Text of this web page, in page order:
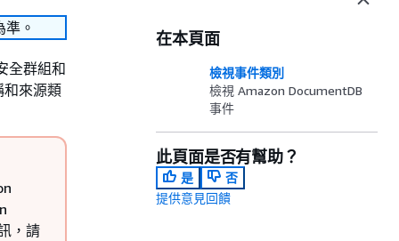
。
全群組和
和來源類
，請
在本頁面
檢視事件類別
檢視 Amazon DocumentDB
事件
此頁面是否有幫助？
是
否
提供意見回饋